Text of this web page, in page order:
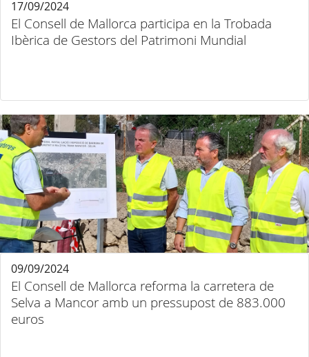
El Consell de Mallorca participa en la Trobada
Ibèrica de Gestors del Patrimoni Mundial
17/09/2024
El Consell de Mallorca reforma la carretera de
Selva a Mancor amb un pressupost de 883.000
euros
09/09/2024